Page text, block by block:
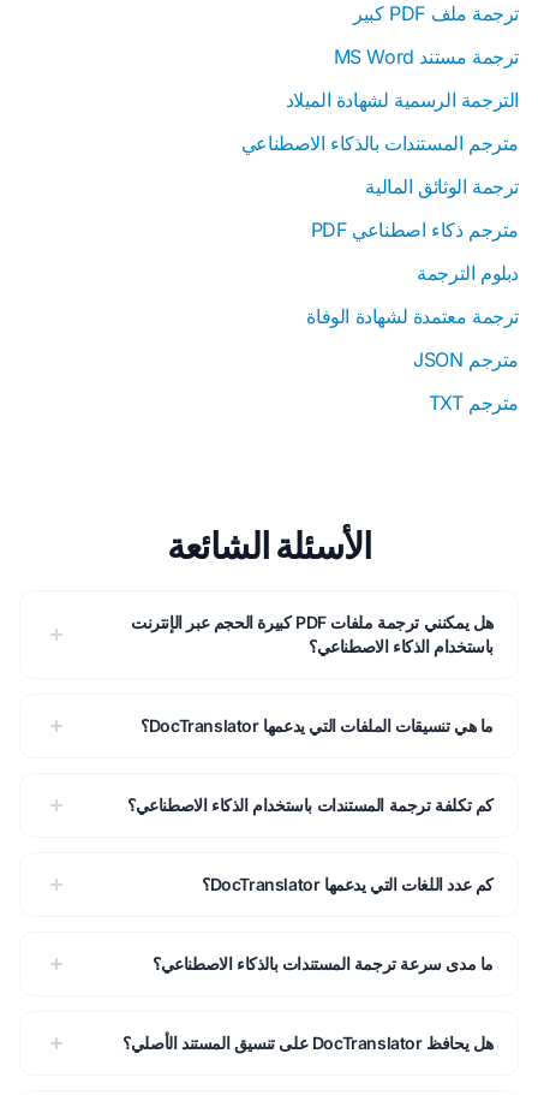
ترجمة ملف PDF كبير
ترجمة مستند MS Word
الترجمة الرسمية لشهادة الميلاد
مترجم المستندات بالذكاء الاصطناعي
ترجمة الوثائق المالية
مترجم ذكاء اصطناعي PDF
دبلوم الترجمة
ترجمة معتمدة لشهادة الوفاة
مترجم JSON
مترجم TXT
الأسئلة الشائعة
هل يمكنني ترجمة ملفات PDF كبيرة الحجم عبر الإنترنت
باستخدام الذكاء الاصطناعي؟
ما هي تنسيقات الملفات التي يدعمها DocTranslator؟
كم تكلفة ترجمة المستندات باستخدام الذكاء الاصطناعي؟
كم عدد اللغات التي يدعمها DocTranslator؟
ما مدى سرعة ترجمة المستندات بالذكاء الاصطناعي؟
هل يحافظ DocTranslator على تنسيق المستند الأصلي؟